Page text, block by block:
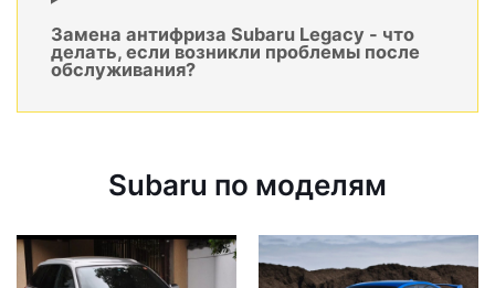
Замена антифриза Subaru Legacy - что
делать, если возникли проблемы после
обслуживания?
Subaru по моделям